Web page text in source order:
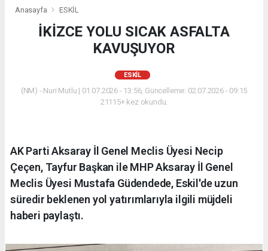
Anasayfa ESKİL
İKİZCE YOLU SICAK ASFALTA
KAVUŞUYOR
ESKİL
(NM) - Nuri Mutlu | 01.07.2026 - 13:56, Güncelleme: 02.07.2026 - 09:15
21115+ kez okundu.
AK Parti Aksaray İl Genel Meclis Üyesi Necip
Çeçen, Tayfur Başkan ile MHP Aksaray İl Genel
Meclis Üyesi Mustafa Güdendede, Eskil'de uzun
süredir beklenen yol yatırımlarıyla ilgili müjdeli
haberi paylaştı.